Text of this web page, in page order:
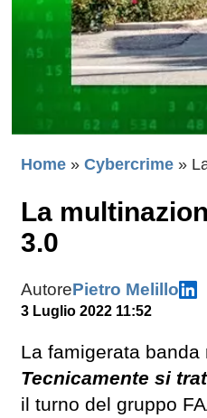
Home » Cybercrime »
La
3.0
AutorePietro Melillo
3 Luglio 2022 11:52
La famigerata banda
Tecnicamente si
il turno del gruppo